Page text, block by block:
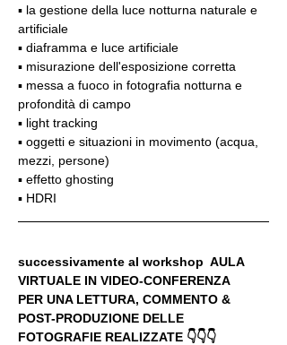
▪️ la gestione della luce notturna naturale e
artificiale
▪️ diaframma e luce artificiale
▪️ misurazione dell'esposizione corretta
▪️ messa a fuoco in fotografia notturna e
profondità di campo
▪️ light tracking
▪️ oggetti e situazioni in movimento (acqua,
mezzi, persone)
▪️ effetto ghosting
▪️ HDRI
successivamente al workshop  AULA
VIRTUALE IN VIDEO-CONFERENZA
PER UNA LETTURA, COMMENTO &
POST-PRODUZIONE DELLE
FOTOGRAFIE REALIZZATE 👇👇👇